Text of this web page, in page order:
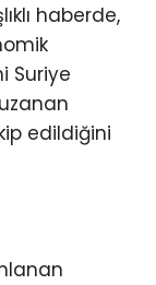
haberde,
Suriye
edildiğini